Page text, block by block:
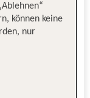
können keine
nur